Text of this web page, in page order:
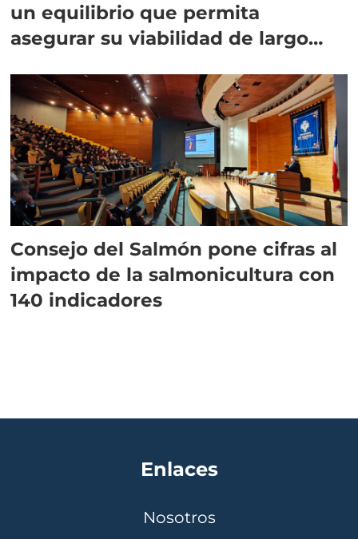
un equilibrio que permita
asegurar su viabilidad de largo
Consejo del Salmón pone cifras al
impacto de la salmonicultura con
140 indicadores
Enlaces
Nosotros